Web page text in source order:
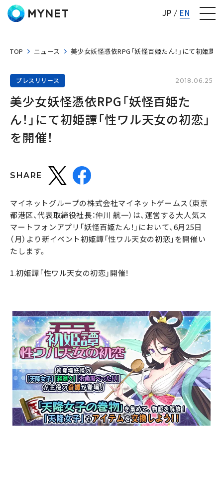
JP EN
TOP ニュース 美少女妖怪憑依RPG「妖怪百姫たん！」にて初姫譚
プレスリリース 2018.06.25
美少女妖怪憑依RPG「妖怪百姫た
ん！」にて初姫譚「性ワル天女の初恋」
を開催！
SHARE
マイネットグループの株式会社マイネットゲームス（東京
都港区、代表取締役社長：仲川 航一）は、運営する大人気ス
マートフォンアプリ「妖怪百姫たん！」において、6月25日
（月）より新イベント初姫譚「性ワル天女の初恋」を開催い
たします。
1.初姫譚「性ワル天女の初恋」開催！